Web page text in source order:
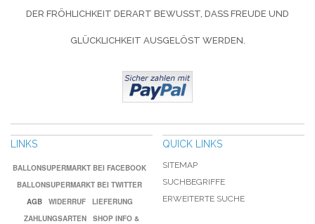
R FRÖHLICHKEIT DERART BEWUSST, DASS FREUDE UND GL
ÜCKLICHKEIT AUSGELÖST WERDEN.
LINKS
BALLONSUPERMARKT BEI FACEBOOK
BALLONSUPERMARKT BEI TWITTER
AGB
WIDERRUF
LIEFERUNG
ZAHLUNGSARTEN
SHOP INFO &
QUICK LINKS
SITEMAP
SUCHBEGRIFFE
ERWEITERTE SUCHE